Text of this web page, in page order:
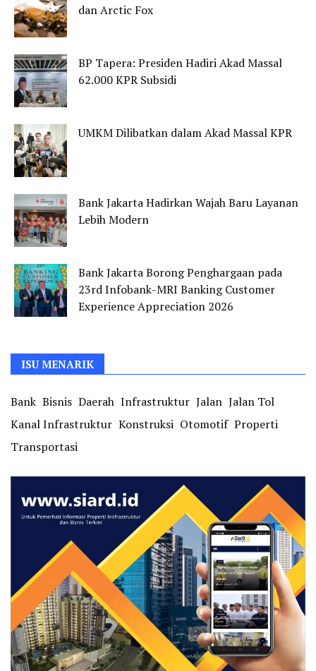
dan Arctic Fox
BP Tapera: Presiden Hadiri Akad Massal
62.000 KPR Subsidi
UMKM Dilibatkan dalam Akad Massal KPR
Bank Jakarta Hadirkan Wajah Baru Layanan
Lebih Modern
Bank Jakarta Borong Penghargaan pada
23rd Infobank-MRI Banking Customer
Experience Appreciation 2026
ISU MENARIK
Bank Bisnis Daerah Infrastruktur Jalan Jalan Tol
Kanal Infrastruktur Konstruksi Otomotif Properti
Transportasi